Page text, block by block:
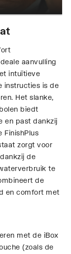
aanvulling
intuïtieve
instructies is de
Het slanke,
biedt
en past dankzij
FinishPlus
zorgt voor
de
te
de
en comfort met
met de iBox
(zoals de